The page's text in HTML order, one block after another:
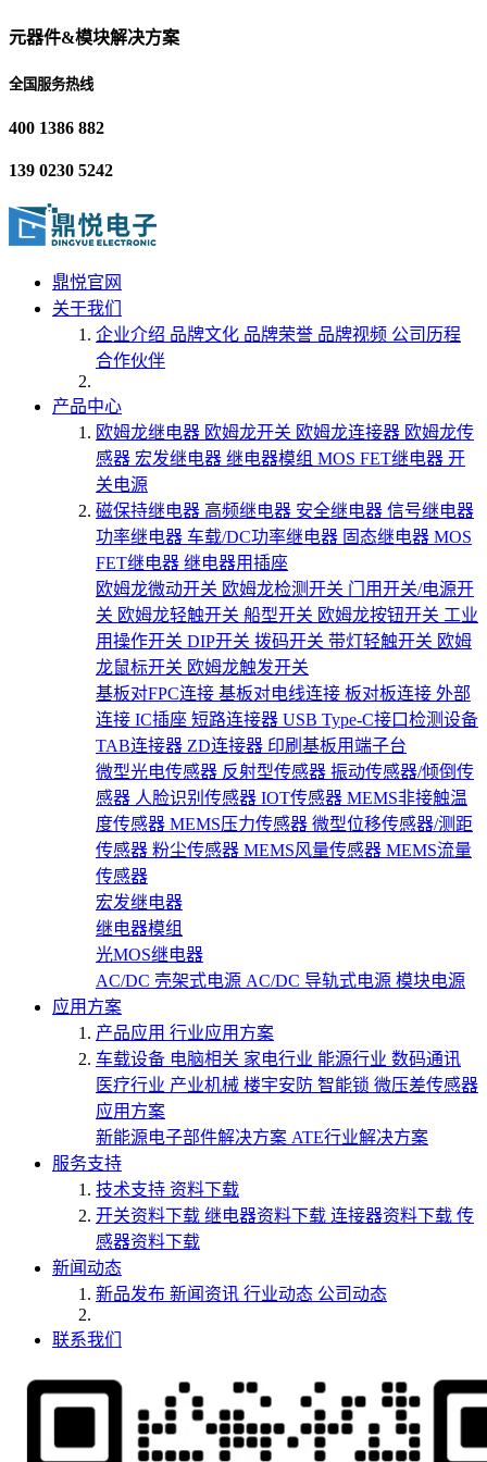
元器件&模块解决方案
全国服务热线
400 1386 882
139 0230 5242
鼎悦官网
关于我们
企业介绍 品牌文化 品牌荣誉 品牌视频 公司历程
合作伙伴
产品中心
欧姆龙继电器 欧姆龙开关 欧姆龙连接器 欧姆龙传
感器 宏发继电器 继电器模组 MOS FET继电器 开
关电源
磁保持继电器 高频继电器 安全继电器 信号继电器
功率继电器 车载/DC功率继电器 固态继电器 MOS
FET继电器 继电器用插座
欧姆龙微动开关 欧姆龙检测开关 门用开关/电源开
关 欧姆龙轻触开关 船型开关 欧姆龙按钮开关 工业
用操作开关 DIP开关 拨码开关 带灯轻触开关 欧姆
龙鼠标开关 欧姆龙触发开关
基板对FPC连接 基板对电线连接 板对板连接 外部
连接 IC插座 短路连接器 USB Type-C接口检测设备
TAB连接器 ZD连接器 印刷基板用端子台
微型光电传感器 反射型传感器 振动传感器/倾倒传
感器 人脸识别传感器 IOT传感器 MEMS非接触温
度传感器 MEMS压力传感器 微型位移传感器/测距
传感器 粉尘传感器 MEMS风量传感器 MEMS流量
传感器
宏发继电器
继电器模组
光MOS继电器
AC/DC 壳架式电源 AC/DC 导轨式电源 模块电源
应用方案
产品应用 行业应用方案
车载设备 电脑相关 家电行业 能源行业 数码通讯
医疗行业 产业机械 楼宇安防 智能锁 微压差传感器
应用方案
新能源电子部件解决方案 ATE行业解决方案
服务支持
技术支持 资料下载
开关资料下载 继电器资料下载 连接器资料下载 传
感器资料下载
新闻动态
新品发布 新闻资讯 行业动态 公司动态
联系我们